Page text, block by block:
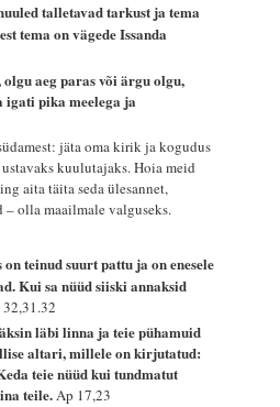
talletavad tarkust ja tema
tema on vägede Issanda
olgu aeg paras või ärgu olgu,
igati pika meelega ja
jäta oma kirik ja kogudus
kuulutajaks. Hoia meid
aita täita seda ülesannet,
olla maailmale valguseks.
on teinud suurt pattu ja on enesele
Kui sa nüüd siiski annaksid
läbi linna ja teie pühamuid
altari, millele on kirjutatud:
teie nüüd kui tundmatut
teile.Ap 17,23